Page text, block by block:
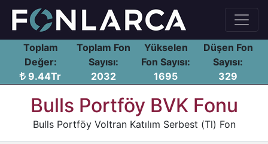
Toplam
Değer:
9.44Tr
Toplam Fon
Sayısı:
2032
Yükselen
Fon Sayısı:
1695
Düşen Fon
Sayısı:
329
Bulls Portföy BVK Fonu
Bulls Portföy Voltran Katılım Serbest (Tl) Fon